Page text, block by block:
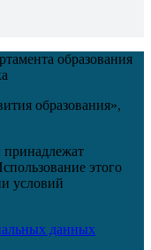
образования
образования»,
принадлежат
этого
условий
данных